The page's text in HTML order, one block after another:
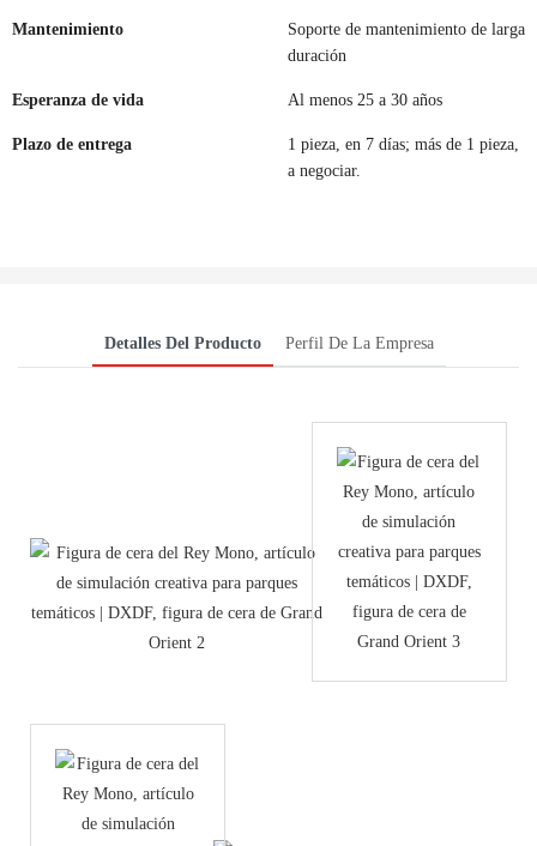
Mantenimiento
Soporte de mantenimiento de larga
duración
Esperanza de vida Al menos 25 a 30 años
Plazo de entrega
1 pieza, en 7 días; más de 1 pieza,
a negociar.
Detalles Del Producto Perfil De La Empresa